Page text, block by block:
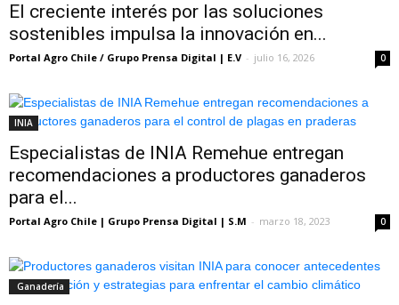
El creciente interés por las soluciones
sostenibles impulsa la innovación en...
Portal Agro Chile / Grupo Prensa Digital | E.V - julio 16, 2026 0
INIA
Especialistas de INIA Remehue entregan
recomendaciones a productores ganaderos
para el...
Portal Agro Chile | Grupo Prensa Digital | S.M - marzo 18, 2023 0
Ganadería